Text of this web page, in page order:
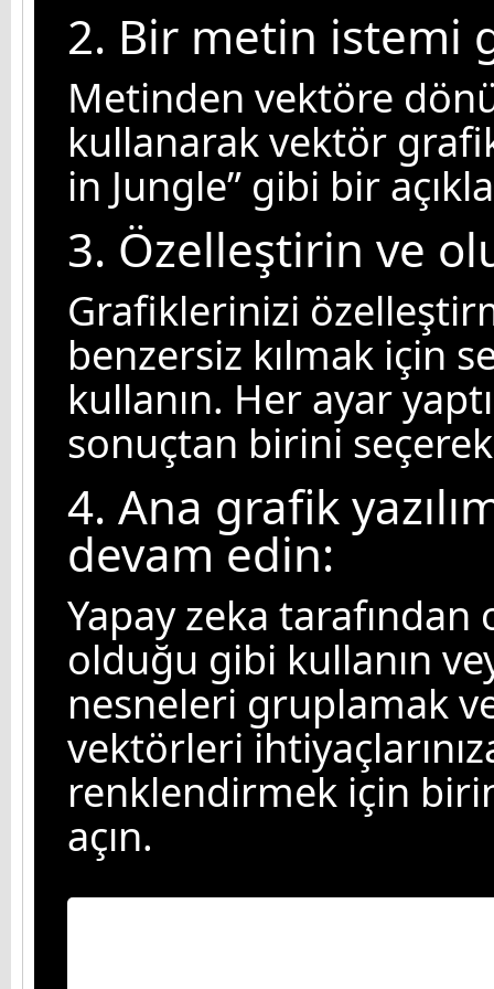
2. Bir metin istemi
Metinden vektöre
kullanarak vektör
in Jungle” gibi bir
3. Özelleştirin ve
Grafiklerinizi
benzersiz kılmak için
kullanın. Her ayar
sonuçtan birini seçerek
4. Ana grafik
devam edin:
Yapay zeka tarafından
olduğu gibi kullanın
nesneleri gruplamak
vektörleri
renklendirmek için
açın.